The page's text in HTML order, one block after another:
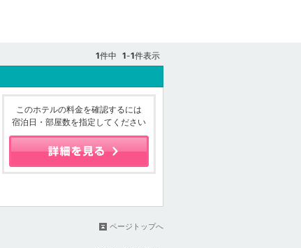
1件中 1-1件表示
このホテルの料金を確認するには
宿泊日・部屋数を指定してください
ページトップへ